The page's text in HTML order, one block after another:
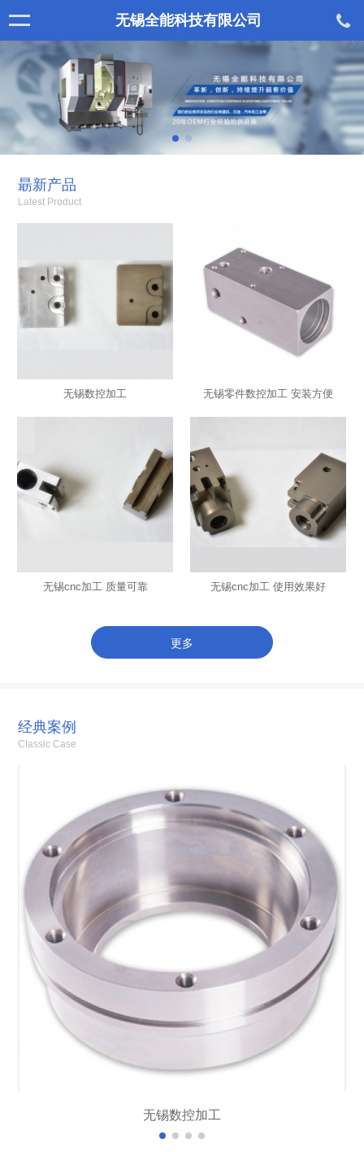
无锡全能科技有限公司
朂新产品
Latest Product
无锡数控加工 无锡零件数控加工 安装方便
无锡cnc加工 质量可靠 无锡cnc加工 使用效果好
更多
经典案例
Classic Case
无锡数控加工